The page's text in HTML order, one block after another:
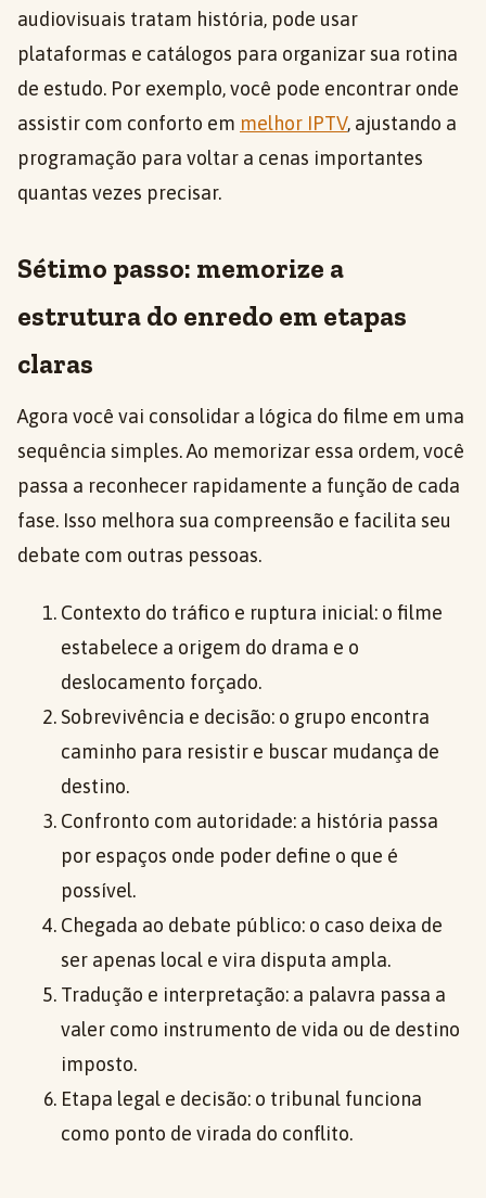
audiovisuais tratam história, pode usar
plataformas e catálogos para organizar sua rotina
de estudo. Por exemplo, você pode encontrar onde
assistir com conforto em melhor IPTV, ajustando a
programação para voltar a cenas importantes
quantas vezes precisar.
Sétimo passo: memorize a
estrutura do enredo em etapas
claras
Agora você vai consolidar a lógica do filme em uma
sequência simples. Ao memorizar essa ordem, você
passa a reconhecer rapidamente a função de cada
fase. Isso melhora sua compreensão e facilita seu
debate com outras pessoas.
Contexto do tráfico e ruptura inicial: o filme
estabelece a origem do drama e o
deslocamento forçado.
Sobrevivência e decisão: o grupo encontra
caminho para resistir e buscar mudança de
destino.
Confronto com autoridade: a história passa
por espaços onde poder define o que é
possível.
Chegada ao debate público: o caso deixa de
ser apenas local e vira disputa ampla.
Tradução e interpretação: a palavra passa a
valer como instrumento de vida ou de destino
imposto.
Etapa legal e decisão: o tribunal funciona
como ponto de virada do conflito.